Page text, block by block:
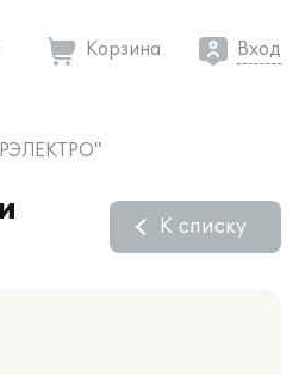
Корзина Вход
К списку